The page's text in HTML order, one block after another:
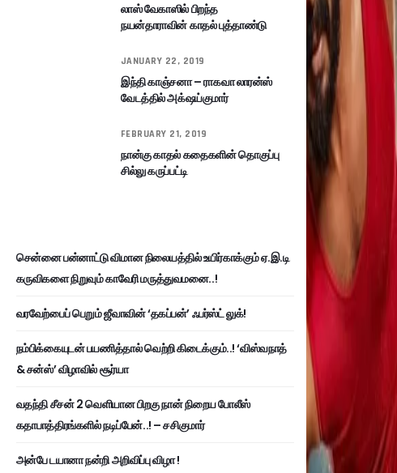
லாஸ் வேகாஸில் பிறந்த
நயன்தாராவின் காதல் புத்தாண்டு
JANUARY 22, 2019
இந்தி காஞ்சனா – ராகவா லாரன்ஸ்
வேடத்தில் அக்‌ஷய்குமார்
FEBRUARY 21, 2019
நான்கு காதல் கதைகளின் தொகுப்பு
சில்லு கருப்பட்டி
சென்னை பன்னாட்டு விமான நிலையத்தில் உயிர்காக்கும் ஏ.இ.டி
கருவிகளை நிறுவும் காவேரி மருத்துவமனை..!
வரவேற்பைப் பெறும் ஜீவாவின் ‘தகப்பன்’ ஃபர்ஸ்ட் லுக்!
நம்பிக்கையுடன் பயணித்தால் வெற்றி கிடைக்கும்..! ‘விஸ்வநாத்
& சன்ஸ்’ விழாவில் சூர்யா
வதந்தி சீசன் 2 வெளியான பிறகு நான் நிறைய போலீஸ்
கதாபாத்திரங்களில் நடிப்பேன்..! – சசிகுமார்
அன்பே டயானா நன்றி அறிவிப்பு விழா !